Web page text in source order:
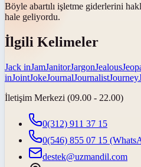
Böyle abartılı işletme giderlerini
hale geliyordu.
İlgili Kelimeler
Jack inJamJanitorJargonJealous
inJointJokeJournalJournalistJourney
İletişim Merkezi (09.00 - 22.00)
0(312) 911 37 15
0(546) 855 07 15
destek@uzmandil.com